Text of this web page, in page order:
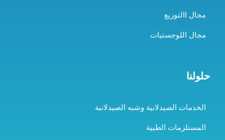
مجال االتوزيع
مجال اللوجستيات
حلولنا
الخدمات الصيدلانية وشبه الصيدلانية
المستلزمات الطبية